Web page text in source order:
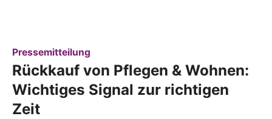
Pressemitteilung
Rückkauf von Pflegen & Wohnen:
Wichtiges Signal zur richtigen
Zeit